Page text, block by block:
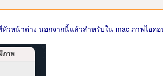
วหน้าต่าง นอกจากนี้แล้วสำหรับใน mac ภาพไอค